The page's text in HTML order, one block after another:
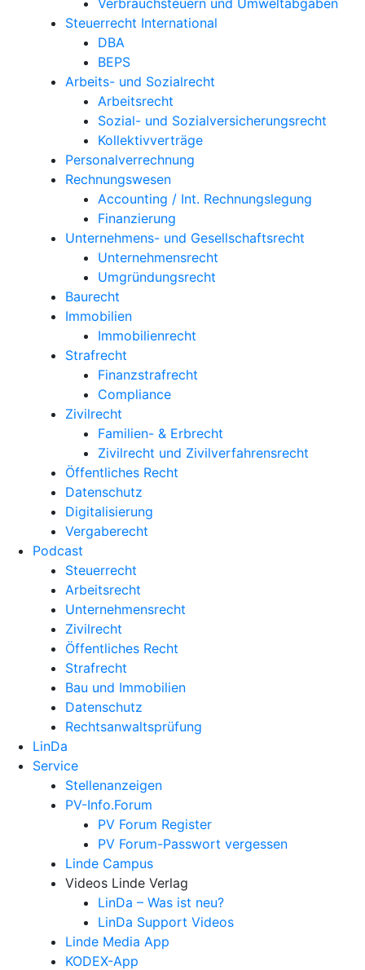
Verbrauchsteuern und Umweltabgaben
Steuerrecht International
DBA
BEPS
Arbeits- und Sozialrecht
Arbeitsrecht
Sozial- und Sozialversicherungsrecht
Kollektivverträge
Personalverrechnung
Rechnungswesen
Accounting / Int. Rechnungslegung
Finanzierung
Unternehmens- und Gesellschaftsrecht
Unternehmensrecht
Umgründungsrecht
Baurecht
Immobilien
Immobilienrecht
Strafrecht
Finanzstrafrecht
Compliance
Zivilrecht
Familien- & Erbrecht
Zivilrecht und Zivilverfahrensrecht
Öffentliches Recht
Datenschutz
Digitalisierung
Vergaberecht
Podcast
Steuerrecht
Arbeitsrecht
Unternehmens­recht
Zivilrecht
Öffentliches Recht
Strafrecht
Bau und Immobilien
Datenschutz
Rechtsanwalts­prüfung
LinDa
Service
Stellenanzeigen
PV-Info.Forum
PV Forum Register
PV Forum-Passwort vergessen
Linde Campus
Videos Linde Verlag
LinDa – Was ist neu?
LinDa Support Videos
Linde Media App
KODEX-App